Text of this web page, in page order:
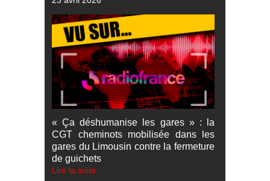
« Ça déshumanise les gares » : la
CGT cheminots mobilisée dans les
gares du Limousin contre la fermeture
de guichets
Lire la suite